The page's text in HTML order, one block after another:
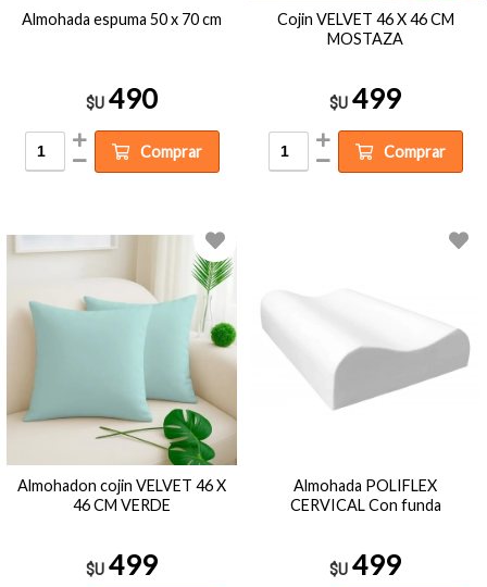
Almohada espuma 50 x 70 cm
$U 490
Comprar
Cojin VELVET 46 X 46 CM
MOSTAZA
$U 499
Comprar
Almohadon cojin VELVET 46 X
46 CM VERDE
$U 499
Almohada POLIFLEX
CERVICAL Con funda
$U 499